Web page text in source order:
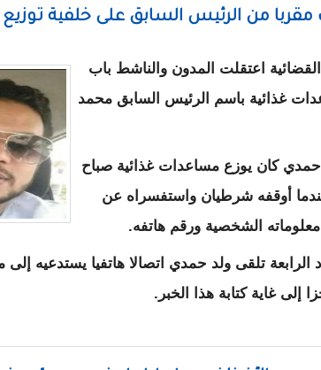
من الرئيس السابق على خلفية
اعتقلت المدون والناشط باب
غذائية باسم الرئيس السابق محمد
حمدي كان يوزع مساعدات غذائية صباح
أوقفه شرطيان واستفسراه عن
الشخصية ورقم هاتفه.
تلقى ولد حمدي اتصالا هاتفيا يستدعيه إلى
إلى غاية كتابة هذا الخبر.
تستجوب مقربا من الرئيس السابق على خلفية